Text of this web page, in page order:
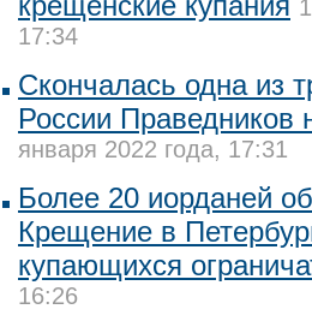
17:34
Скончалась одна из
России Праведников
января 2022 года, 17:31
Более 20 иорданей
Крещение в
купающихся
16:26